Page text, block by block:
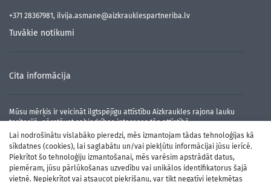
Lai nodrošinātu vislabāko pieredzi, mēs izmantojam tādas tehnoloģijas kā
sīkdatnes (cookies), lai saglabātu un/vai piekļūtu informācijai jūsu ierīcē.
Piekrītot šo tehnoloģiju izmantošanai, mēs varēsim apstrādāt datus,
piemēram, jūsu pārlūkošanas uzvedību vai unikālos identifikatorus šajā
vietnē. Nepiekrītot vai atsaucot piekrišanu, var tikt negatīvi ietekmētas
+371 28367981, ilvija.asmane@aizkrauklespartneriba.lv
Tuvākie notikumi
Cita informācija
Mūsu mērķis ir veicināt ilgtspējīgu attīstību Aizkraukles rajona lauku
teritorijā, pārstāvot sabiedrības intereses tās attīstībā.